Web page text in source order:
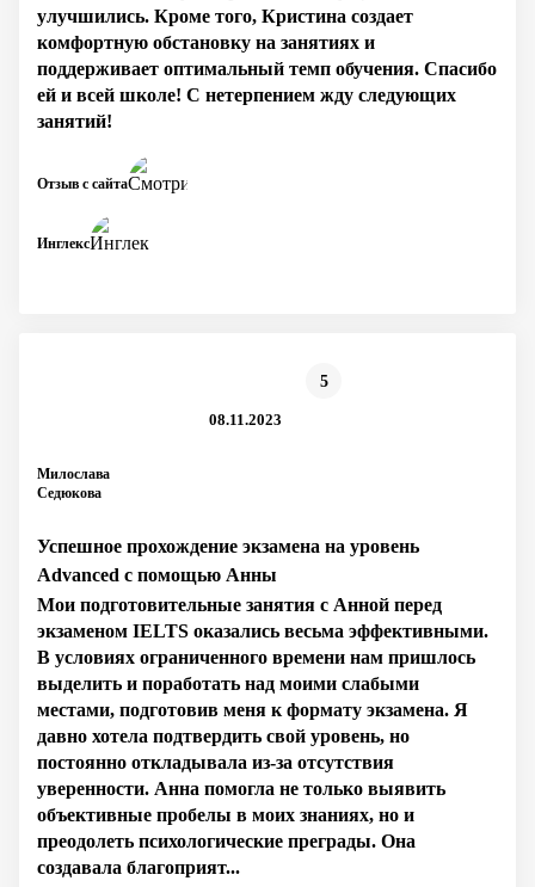
улучшились. Кроме того, Кристина создает
комфортную обстановку на занятиях и
поддерживает оптимальный темп обучения. Спасибо
ей и всей школе! С нетерпением жду следующих
занятий!
Инглекс
Отзыв с сайта
Милослава
Седюкова
5
08.11.2023
Успешное прохождение экзамена на уровень
Advanced с помощью Анны
Мои подготовительные занятия с Анной перед
экзаменом IELTS оказались весьма эффективными.
В условиях ограниченного времени нам пришлось
выделить и поработать над моими слабыми
местами, подготовив меня к формату экзамена. Я
давно хотела подтвердить свой уровень, но
постоянно откладывала из-за отсутствия
уверенности. Анна помогла не только выявить
объективные пробелы в моих знаниях, но и
преодолеть психологические преграды. Она
создавала благоприят...